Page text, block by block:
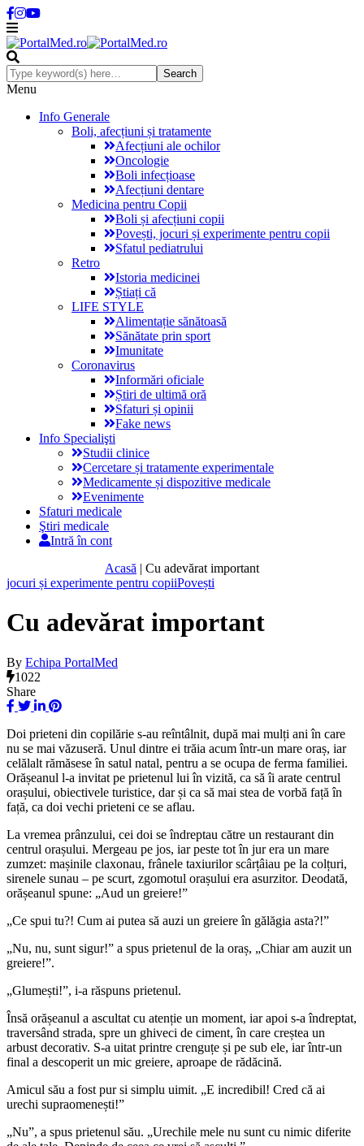
Menu
Info Generale
Boli, afecțiuni și tratamente
Afecțiuni ale ochilor
Oncologie
Boli infecțioase
Afecțiuni dentare
Medicina pentru Copii
Boli și afecțiuni copii
Povești, jocuri și experimente pentru copii
Sfatul pediatrului
Retro
Istoria medicinei
Știați că
LIFE STYLE
Alimentație sănătoasă
Sănătate prin sport
Imunitate
Coronavirus
Informări oficiale
Știri de ultimă oră
Sfaturi și opinii
Fake news
Info Specialişti
Studii clinice
Cercetare și tratamente experimentale
Medicamente și dispozitive medicale
Evenimente
Sfaturi medicale
Ştiri medicale
Intră în cont
Acasă | Cu adevărat important
jocuri și experimente pentru copiiPovești
Cu adevărat important
By Echipa PortalMed
1022
Share
Doi prieteni din copilărie s-au reîntâlnit, după mai mulți ani în care
nu se mai văzuseră. Unul dintre ei trăia acum într-un mare oraș, iar
celălalt rămăsese în satul natal, pentru a se ocupa de ferma familiei.
Orășeanul l-a invitat pe prietenul lui în vizită, ca să îi arate centrul
orașului, obiectivele turistice, dar și ca să mai stea de vorbă față în
față, ca doi vechi prieteni ce se aflau.
La vremea prânzului, cei doi se îndreptau către un restaurant din
centrul orașului. Mergeau pe jos, iar peste tot în jur era un mare
zumzet: mașinile claxonau, frânele taxiurilor scârțâiau pe la colțuri,
sirenele sunau – pe scurt, zgomotul orașului era asurzitor. Deodată,
orășeanul spune: „Aud un greiere!”
„Ce spui tu?! Cum ai putea să auzi un greiere în gălăgia asta?!”
„Nu, nu, sunt sigur!” a spus prietenul de la oraș, „Chiar am auzit un
greiere!”.
„Glumești!”, i-a răspuns prietenul.
Însă orășeanul a ascultat cu atenție un moment, iar apoi s-a îndreptat,
traversând strada, spre un ghiveci de ciment, în care creștea un
arbust decorativ. S-a uitat printre crenguțe și pe sub ele, iar într-un
final a descoperit un mic greiere, aproape de rădăcină.
Amicul său a fost pur si simplu uimit. „E incredibil! Cred că ai
urechi supraomenești!”
„Nu”, a spus prietenul său. „Urechile mele nu sunt cu nimic diferite